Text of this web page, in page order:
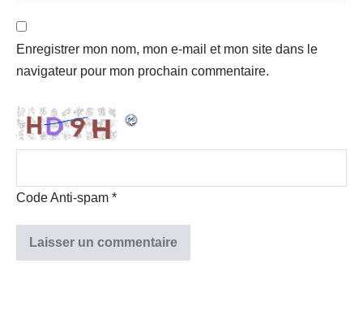
Enregistrer mon nom, mon e-mail et mon site dans le
navigateur pour mon prochain commentaire.
Code Anti-spam *